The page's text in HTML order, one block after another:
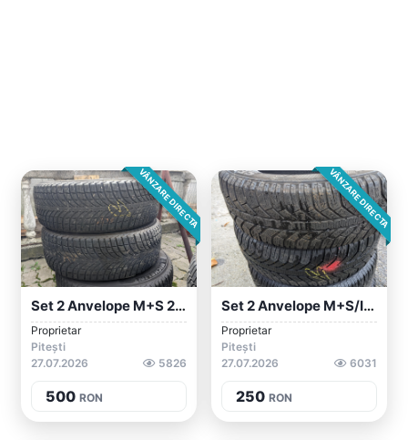
VÂNZARE DIRECTA
Set 2 Anvelope M+S 235/65/17 Michelin
Proprietar
Pitești
27.07.2026
5826
500 RON
VÂNZARE DIRECTA
Set 2 Anvelope M+S/iarna 195/65/16 Sempe...
Proprietar
Pitești
27.07.2026
6031
250 RON